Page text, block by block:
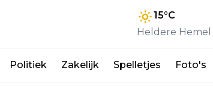
15°C
Heldere Hemel
Politiek Zakelijk Spelletjes Foto's